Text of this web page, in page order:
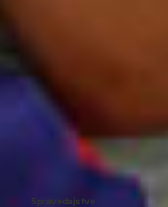
Spravodajstvo